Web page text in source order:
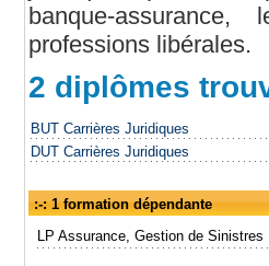
banque-
professions libérales.
2 diplômes
BUT Carrières Juridiques
DUT Carrières Juridiques
:-: 1 formation dépendante
LP Assurance, Gestion de Sinistres